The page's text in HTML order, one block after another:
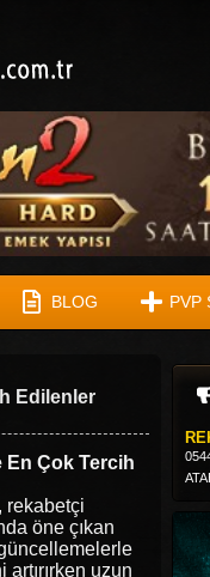
BLOG PVP
Edilenler
En Çok Tercih
rekabetçi
öne çıkan
uzun